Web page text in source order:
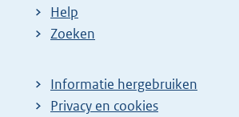
Help
Zoeken
Informatie hergebruiken
Privacy en cookies